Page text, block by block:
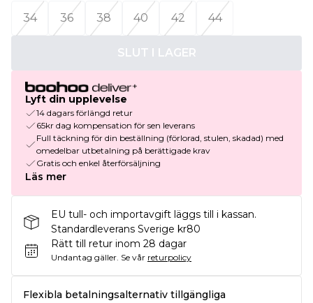
34
36 38 40 42 44
SLUT I LAGER
Lyft din upplevelse
14 dagars förlängd retur
65kr dag kompensation för sen leverans
Full täckning för din beställning (förlorad, stulen, skadad) med
omedelbar utbetalning på berättigade krav
Gratis och enkel återförsäljning
Läs mer
EU tull- och importavgift läggs till i kassan.
Standardleverans Sverige kr80
Rätt till retur inom 28 dagar
Undantag gäller. Se vår returpolicy
Flexibla betalningsalternativ tillgängliga